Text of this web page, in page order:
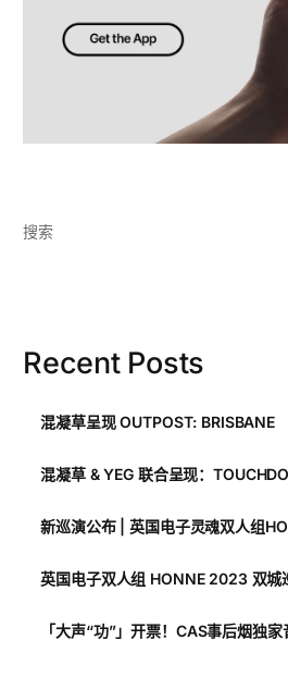
搜索
Recent Posts
混凝草呈现 OUTPOST: BRISBANE
混凝草 & YEG 联合呈现：
新巡演公布 | 英国电子灵魂双人组
英国电子双人组 HONNE 2023 双城
「大声“功”」开票！CAS事后烟独